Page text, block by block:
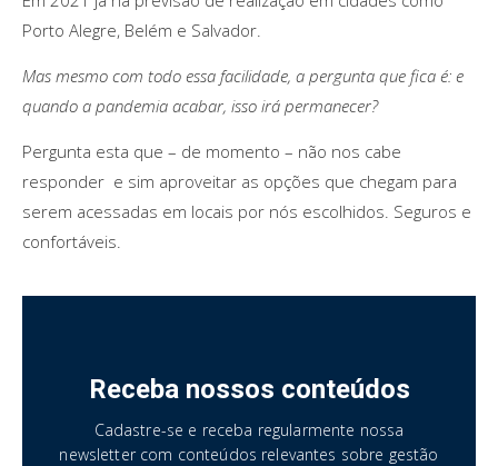
Porto Alegre, Belém e Salvador.
Mas mesmo com todo essa facilidade, a pergunta que fica é: e
quando a pandemia acabar, isso irá permanecer?
Pergunta esta que – de momento – não nos cabe
responder e sim aproveitar as opções que chegam para
serem acessadas em locais por nós escolhidos. Seguros e
confortáveis.
Receba nossos conteúdos
Cadastre-se e receba regularmente nossa
newsletter com conteúdos relevantes sobre gestão